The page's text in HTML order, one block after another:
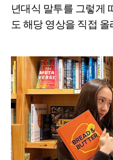
년대식 말투를 그렇게
도 해당 영상을 직접